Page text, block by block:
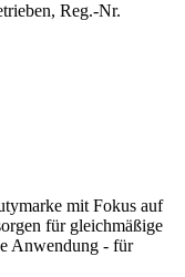
Reg.-Nr.
mit Fokus auf
für gleichmäßige
Anwendung - für